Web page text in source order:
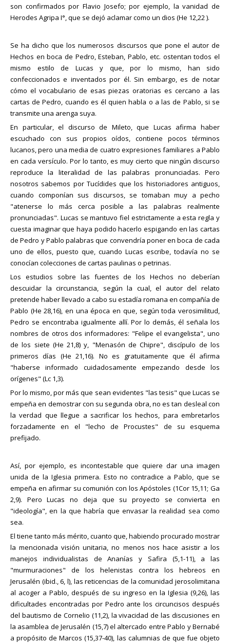
son confirmados por Flavio Josefo; por ejemplo, la vanidad de
Herodes Agripa I°, que se dejó aclamar como un dios (He 12,22 ).
Se ha dicho que los numerosos discursos que pone el autor de
Hechos en boca de Pedro, Esteban, Pablo, etc. ostentan todos el
mismo estilo de Lucas y que, por lo mismo, han sido
confeccionados e inventados por él. Sin embargo, es de notar
cómo el vocabulario de esas piezas oratorias es cercano a las
cartas de Pedro, cuando es él quien habla o a las de Pablo, si se
transmite una arenga suya.
En particular, el discurso de Mileto, que Lucas afirma haber
escuchado con sus propios oídos, contiene pocos términos
lucanos, pero una media de cuatro expresiones familiares a Pablo
en cada versículo. Por lo tanto, es muy cierto que ningún discurso
reproduce la literalidad de las palabras pronunciadas. Pero
nosotros sabemos por Tucídides que los historiadores antiguos,
cuando componían sus discursos, se tomaban muy a pecho
"atenerse lo más cerca posible a las palabras realmente
pronunciadas". Lucas se mantuvo fiel estrictamente a esta regla y
cuesta imaginar que haya podido hacerlo espigando en las cartas
de Pedro y Pablo palabras que convendría poner en boca de cada
uno de ellos, puesto que, cuando Lucas escribe, todavía no se
conocían colecciones de cartas paulinas o petrinas.
Los estudios sobre las fuentes de los Hechos no deberían
descuidar la circunstancia, según la cual, el autor del relato
pretende haber llevado a cabo su estadía romana en compañía de
Pablo (He 28,16), en una época en que, según toda verosimilitud,
Pedro se encontraba igualmente allí. Por lo demás, él señala los
nombres de otros dos informadores: "Felipe el evangelista", uno
de los siete (He 21,8) y, "Menasón de Chipre", discípulo de los
primeros días (He 21,16). No es gratuitamente que él afirma
"haberse informado cuidadosamente empezando desde los
orígenes" (Lc 1,3).
Por lo mismo, por más que sean evidentes "las tesis" que Lucas se
empeña en demostrar con su segunda obra, no es tan desleal con
la verdad que llegue a sacrificar los hechos, para embretarlos
forzadamente en el "lecho de Procustes" de su esquema
prefijado.
Así, por ejemplo, es incontestable que quiere dar una imagen
unida de la Iglesia primera. Esto no contradice a Pablo, que se
empeña en afirmar su comunión con los Apóstoles (1Cor 15,11; Ga
2,9). Pero Lucas no deja que su proyecto se convierta en
"ideología", en la que habría que envasar la realidad sea como
sea.
El tiene tanto más mérito, cuanto que, habiendo procurado mostrar
la mencionada visión unitaria, no menos nos hace asistir a los
manejos individualistas de Ananías y Safira (5,1-11), a las
"murmuraciones" de los helenistas contra los hebreos en
Jerusalén (ibid., 6, l), las reticencias de la comunidad jerosolimitana
al acoger a Pablo, después de su ingreso en la Iglesia (9,26), las
dificultades encontradas por Pedro ante los circuncisos después
del bautismo de Cornelio (11,2), la vivacidad de las discusiones en
la asamblea de Jerusalén (15,7) el altercado entre Pablo y Bernabé
a propósito de Marcos (15,37-40), las calumnias de que fue objeto